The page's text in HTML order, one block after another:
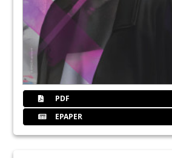
PDF
EPAPER